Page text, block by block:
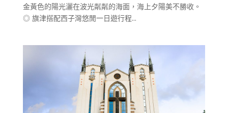
金黃色的陽光灑在波光粼粼的海面，海上夕陽美不勝收。
◎ 旗津搭配西子灣悠閒一日遊行程...